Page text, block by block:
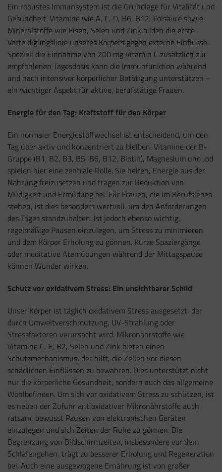
Ein robustes Immunsystem ist die Grundlage für Vitalität und
Gesundheit. Vitamine wie A, C, D, B6, B12, Folsäure sowie
Mineralstoffe wie Eisen, Selen und Zink bilden die erste
Verteidigungslinie unseres Körpers gegen externe Einflüsse.
Speziell die Einnahme von 200 mg Vitamin C zusätzlich zur
empfohlenen Tagesdosis kann die Immunfunktion während
und nach intensiver körperlicher Betätigung unterstützen –
ein wichtiger Aspekt für aktive, berufstätige Frauen.
Energie für den Tag: Kraftstoff für den Körper
Ein normaler Energiestoffwechsel ist entscheidend, um den
Tag über aktiv und konzentriert zu bleiben. Vitamine der B-
Gruppe (B1, B2, B3, B5, B6, B12, Biotin), Magnesium und Jod
spielen hier eine zentrale Rolle. Sie helfen, Energie aus der
Nahrung freizusetzen und tragen zur Reduktion von
Müdigkeit und Ermüdung bei. Für Frauen, die im Berufsleben
stehen, ist dies besonders wertvoll, um den Anforderungen
des Tages standzuhalten. Ist jedoch ebenso wichtig,
regelmäßige Pausen einzulegen, um Stress zu minimieren
und dem Körper Erholung zu gönnen. Kurze Spaziergänge
oder meditative Atemübungen während der Mittagspause
können Wunder wirken.
Schutz vor oxidativem Stress: Ein unsichtbarer Schild
Unser Körper ist täglich oxidativem Stress ausgesetzt, der
durch Umweltverschmutzung, UV-Strahlung oder
Stressfaktoren verursacht wird. Mikronährstoffe wie
Vitamine C, E, B2, Selen und Zink bieten einen
Schutzmechanismus, der hilft, die Zellen vor diesen
schädlichen Einflüssen zu bewahren. Dies unterstützt nicht
nur die körperliche Gesundheit, sondern auch das allgemeine
Wohlbefinden. Um sich vor oxidativem Stress zu schützen, ist
es neben der Zufuhr antioxidativer Mikronährstoffe auch
ratsam, bewusst Pausen von elektronischen Geräten
einzulegen und sich Zeiten der Ruhe zu gönnen. Die
Begrenzung von Bildschirmzeiten, insbesondere vor dem
Schlafengehen, trägt zu besserer Erholung und Regeneration
bei. Auch eine ausgewogene Ernährung ist von großer